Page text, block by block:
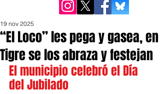
“El Loco” les pega y gasea, en
Tigre se los abraza y festejan
19 nov 2025
El municipio celebró el Día
del Jubilado